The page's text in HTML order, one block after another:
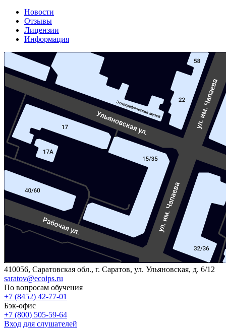
Новости
Отзывы
Лицензии
Информация
410056, Саратовская обл., г. Саратов, ул. Ульяновская, д. 6/12
saratov@ecoips.ru
По вопросам обучения
+7 (8452) 42-77-01
Бэк-офис
+7 (800) 505-59-64
Вход для слушателей